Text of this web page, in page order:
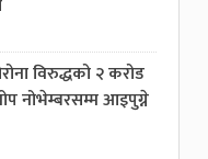
विरुद्धको २ करोड
नोभेम्बरसम्म आइपुग्ने